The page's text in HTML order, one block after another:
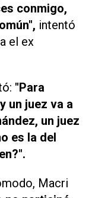
conmigo,
intentó
el ex
"Para
un juez va a
un juez
es la del
Macri